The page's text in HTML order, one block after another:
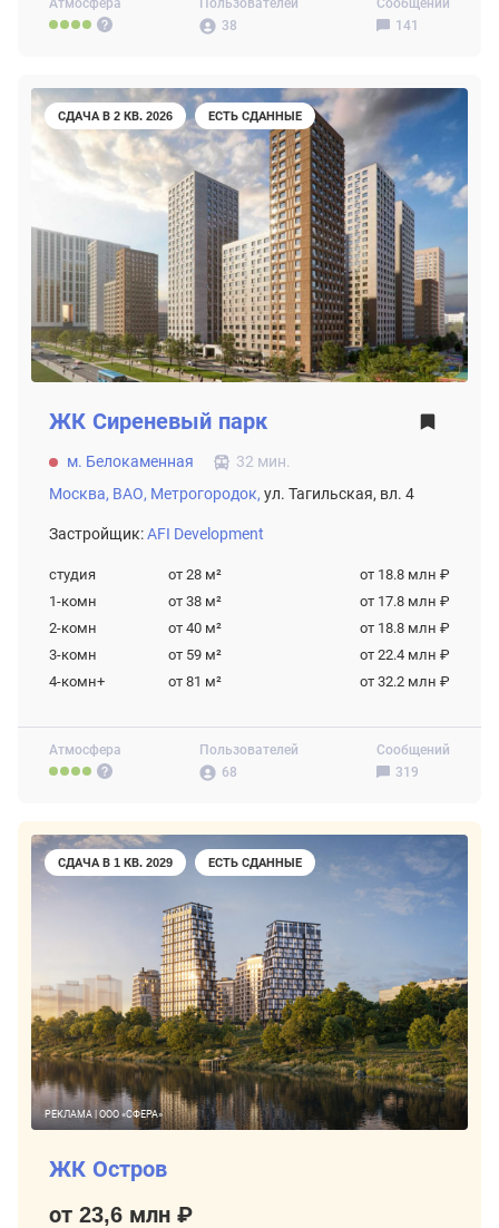
Атмосфера
Пользователей
38
Сообщений
141
СДАЧА В 2 КВ. 2026 ЕСТЬ СДАННЫЕ
Атмосфера
Пользователей
68
Сообщений
319
ЖК Сиреневый парк
м. Белокаменная
32 мин.
Москва, ВАО, Метрогородок, ул. Тагильская, вл. 4
Застройщик:AFI Development
студия от 28 м²
от 18.8 млн ₽
1-комн
от 38 м²
от 17.8 млн ₽
2-комн
от 40 м²
от 18.8 млн ₽
3-комн
от 59 м²
от 22.4 млн ₽
4-комн+
от 81 м² от 32.2 млн ₽
СДАЧА В 1 КВ. 2029 ЕСТЬ СДАННЫЕ
РЕКЛАМА | ООО «СФЕРА»
ЖК Остров
от 23,6 млн ₽